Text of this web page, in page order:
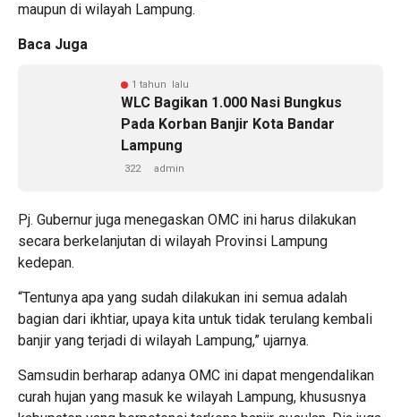
maupun di wilayah Lampung.
Baca Juga
1 tahun lalu
WLC Bagikan 1.000 Nasi Bungkus
Pada Korban Banjir Kota Bandar
Lampung
322 admin
Pj. Gubernur juga menegaskan OMC ini harus dilakukan
secara berkelanjutan di wilayah Provinsi Lampung
kedepan.
“Tentunya apa yang sudah dilakukan ini semua adalah
bagian dari ikhtiar, upaya kita untuk tidak terulang kembali
banjir yang terjadi di wilayah Lampung,” ujarnya.
Samsudin berharap adanya OMC ini dapat mengendalikan
curah hujan yang masuk ke wilayah Lampung, khususnya